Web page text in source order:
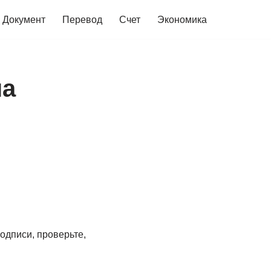
Документ Перевод Счет Экономика
проверьте,